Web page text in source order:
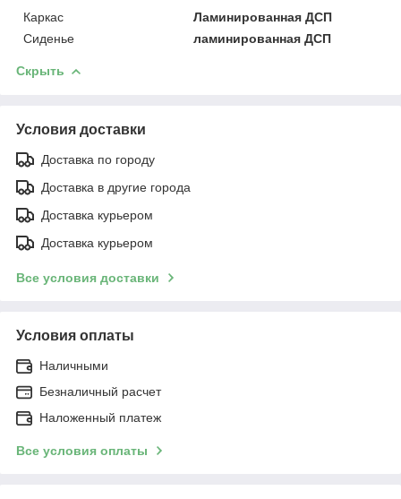
Каркас
Ламинированная ДСП
Сиденье
ламинированная ДСП
Скрыть
Условия доставки
Доставка по городу
Доставка в другие города
Доставка курьером
Доставка курьером
Все условия доставки
Условия оплаты
Наличными
Безналичный расчет
Наложенный платеж
Все условия оплаты